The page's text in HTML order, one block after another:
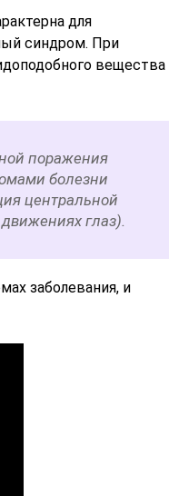
для
синдром. При
вещества
поражения
болезни
центральной
глаз).
заболевания, и